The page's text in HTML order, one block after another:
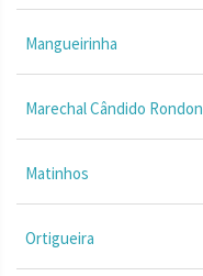
Mangueirinha
Marechal Cândido Rondon
Matinhos
Ortigueira